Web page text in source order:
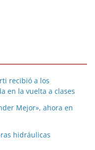
recibió a los
en la vuelta a clases
Mejor», ahora en
hidráulicas